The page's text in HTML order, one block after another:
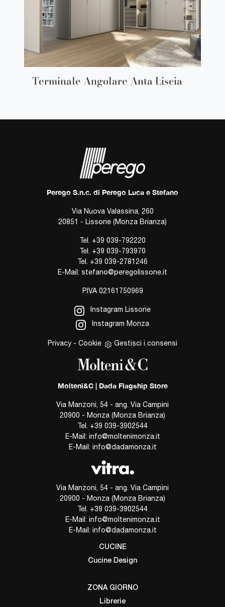
Terminale Angolare Anta Liscia
Perego S.n.c. di Perego Luca e Stefano
Via Nuova Valassina, 260
20851 - Lissone (Monza Brianza)
Tel. +39 039-792220
Tel. +39 039-793970
Tel. +39 039-2781246
E-Mail: stefano@peregolissone.it
P.IVA 02161750969
Instagram Lissone
Instagram Monza
Privacy - Cookie Gestisci i consensi
Molteni&C | Dada Flagship Store
Via Manzoni, 54 - ang. Via Campini
20900 - Monza (Monza Brianza)
Tel. +39 039-3902544
E-Mail: info@moltenimonza.it
E-Mail: info@dadamonza.it
Via Manzoni, 54 - ang. Via Campini
20900 - Monza (Monza Brianza)
Tel. +39 039-3902544
E-Mail: info@moltenimonza.it
E-Mail: info@dadamonza.it
CUCINE
Cucine Design
ZONA GIORNO
Librerie